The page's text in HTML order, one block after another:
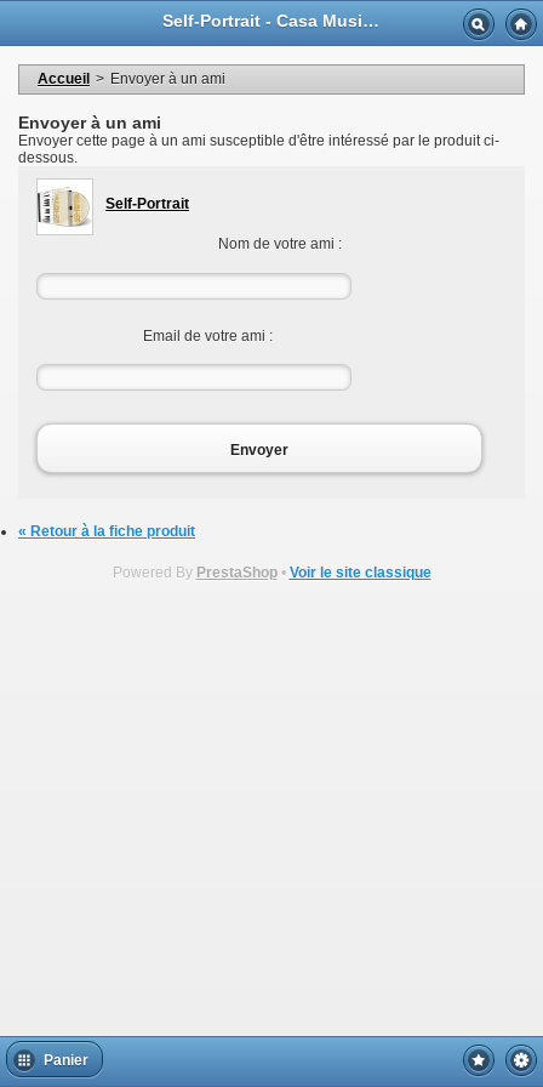
Self-Portrait - Casa Musicale Eco
Accueil > Envoyer à un ami
Envoyer à un ami
Envoyer cette page à un ami susceptible d'être intéressé par le produit ci-
dessous.
Self-Portrait
Nom de votre ami :
Email de votre ami :
Envoyer
« Retour à la fiche produit
Powered By PrestaShop• Voir le site classique
Panier
Mes informations personnelles
Mes commandes
Mes bons de réductions
Déconnexion